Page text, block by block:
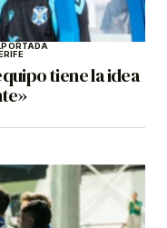
PORTADA
tiene la idea